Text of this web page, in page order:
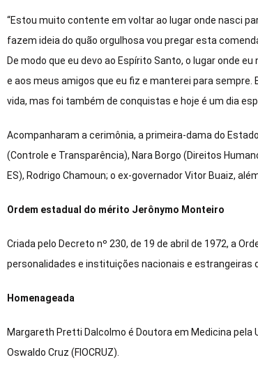
“Estou muito contente em voltar ao lugar onde nasci
fazem ideia do quão orgulhosa vou pregar esta
De modo que eu devo ao Espírito Santo, o lugar onde
e aos meus amigos que eu fiz e manterei para
vida, mas foi também de conquistas e hoje é um dia
Acompanharam a cerimônia, a primeira-dama do
(Controle e Transparência), Nara Borgo (Direitos
ES), Rodrigo Chamoun; o ex-governador Vitor Buaiz,
Ordem estadual do mérito Jerônymo Monteiro
Criada pelo Decreto nº 230, de 19 de abril de 1972, a
personalidades e instituições nacionais e estrangeiras
Homenageada
Margareth Pretti Dalcolmo é Doutora em Medicina pela
Oswaldo Cruz (FIOCRUZ).